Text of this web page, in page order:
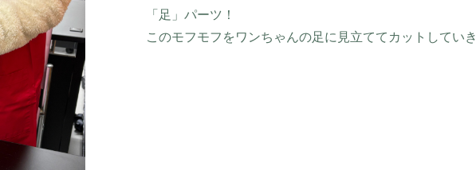
「足」パーツ！
このモフモフをワンちゃんの足に見立ててカットしてい